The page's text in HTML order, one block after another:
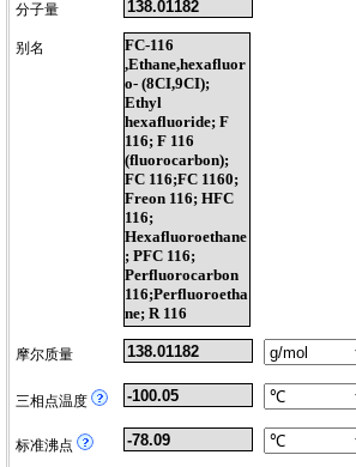
分子量
别名
FC-116
,Ethane,hexafluor
o- (8CI,9CI);
Ethyl
hexafluoride; F
116; F 116
(fluorocarbon);
FC 116;FC 1160;
Freon 116; HFC
116;
Hexafluoroethane
; PFC 116;
Perfluorocarbon
116;Perfluoroetha
ne; R 116
摩尔质量
三相点温度
标准沸点